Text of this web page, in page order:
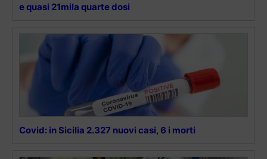
e quasi 21mila quarte dosi
Covid: in Sicilia 2.327 nuovi casi, 6 i morti